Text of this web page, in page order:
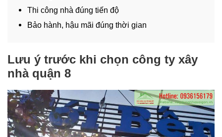
Thi công nhà đúng tiến độ
Bảo hành, hậu mãi đúng thời gian
Lưu ý trước khi chọn công ty xây
nhà quận 8